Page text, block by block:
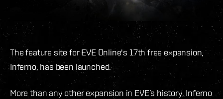
The feature site for EVE Online's 17th free expansion,
Inferno, has been launched.
More than any other expansion in EVE’s history, Inferno